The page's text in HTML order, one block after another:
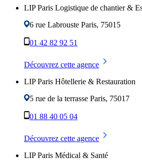
LIP Paris Logistique de chantier &
6 rue Labrouste Paris, 75015
01 42 82 92 51
Découvrez cette agence
LIP Paris Hôtellerie & Restauration
5 rue de la terrasse Paris, 75017
01 88 40 05 04
Découvrez cette agence
LIP Paris Médical & Santé